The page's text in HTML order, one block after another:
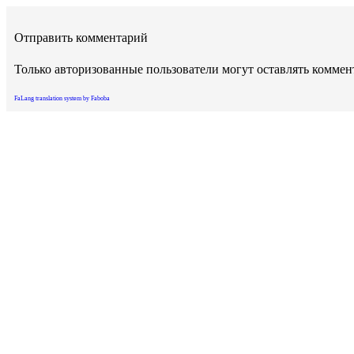
Отправить комментарий
Только авторизованные пользователи могут оставлять
FaLang translation system by Faboba